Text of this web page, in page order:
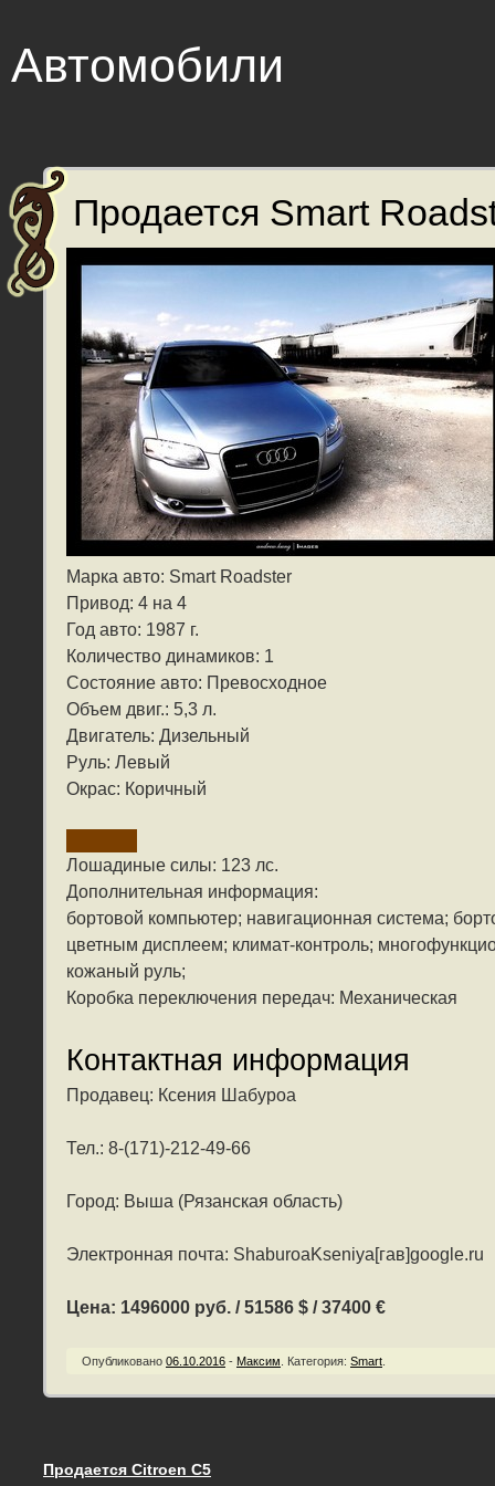
Автомобили
Продается Smart
Марка авто: Smart Roadster
Привод: 4 на 4
Год авто: 1987 г.
Количество динамиков: 1
Состояние авто: Превосходное
Объем двиг.: 5,3 л.
Двигатель: Дизельный
Руль: Левый
Окрас: Коричный
Лошадиные силы: 123 лс.
Дополнительная информация:
бортовой компьютер; навигационная система;
цветным дисплеем; климат-контроль;
кожаный руль;
Коробка переключения передач: Механическая
Контактная информация
Продавец: Ксения Шабуроа
Тел.: 8-(171)-212-49-66
Город: Выша (Рязанская область)
Электронная почта: ShaburoaKseniya[гав]google.ru
Цена: 1496000 руб. / 51586 $ / 37400 €
Опубликовано 06.10.2016 - Максим Категория: Smart
Продается Citroen C5